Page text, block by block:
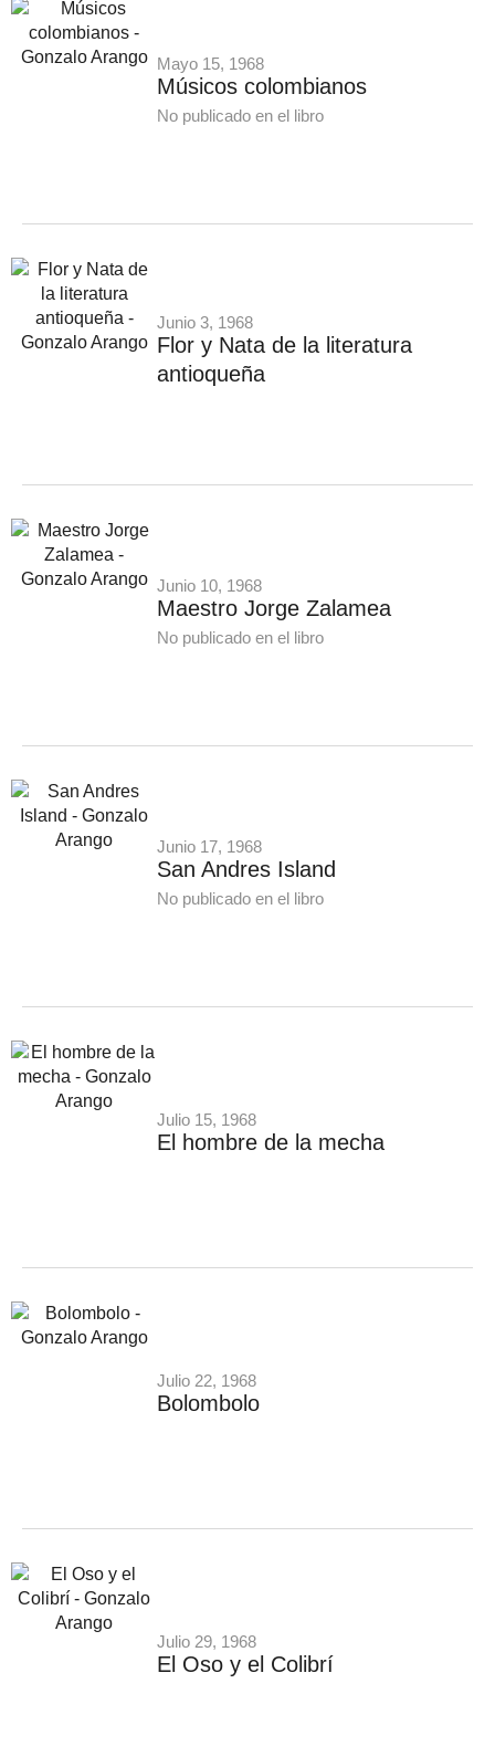
Mayo 15, 1968
Músicos colombianos
No publicado en el libro
Junio 3, 1968
Flor y Nata de la literatura
antioqueña
Junio 10, 1968
Maestro Jorge Zalamea
No publicado en el libro
Junio 17, 1968
San Andres Island
No publicado en el libro
Julio 15, 1968
El hombre de la mecha
Julio 22, 1968
Bolombolo
Julio 29, 1968
El Oso y el Colibrí